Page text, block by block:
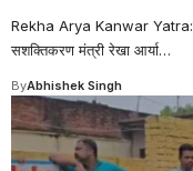
Rekha Arya Kanwar
सशक्तिकरण मंत्री रेखा आर्या…
ByAbhishek Singh